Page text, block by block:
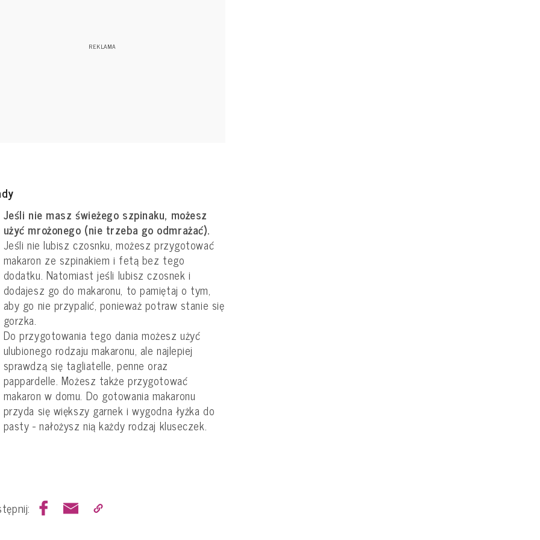
Jeśli nie masz świeżego szpinaku, możesz
użyć mrożonego (nie trzeba go odmrażać).
Jeśli nie lubisz czosnku, możesz przygotować
makaron ze szpinakiem i fetą bez tego
dodatku. Natomiast jeśli lubisz czosnek i
dodajesz go do makaronu, to pamiętaj o tym,
aby go nie przypalić, ponieważ potraw stanie się
gorzka.
Do przygotowania tego dania możesz użyć
ulubionego rodzaju makaronu, ale najlepiej
sprawdzą się tagliatelle, penne oraz
pappardelle. Możesz także przygotować
makaron w domu. Do gotowania makaronu
przyda się większy garnek i wygodna łyżka do
pasty - nałożysz nią każdy rodzaj kluseczek.